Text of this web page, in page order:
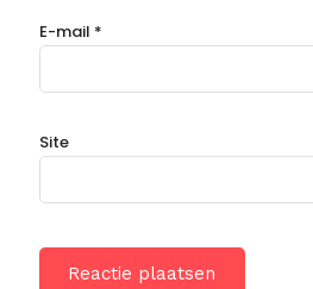
E-mail *
Site